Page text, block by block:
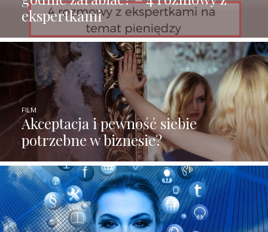
ekspertkami
Akceptacja i pewność siebie
potrzebne w biznesie?
FILM